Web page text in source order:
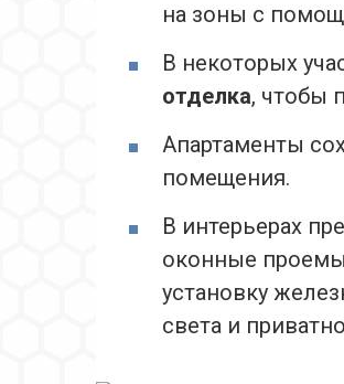
на зоны с
В некоторых
отделка, чтобы
Апартаменты
помещения.
В интерьерах
оконные
установку
света и